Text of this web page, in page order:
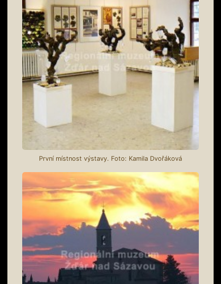
První místnost výstavy. Foto: Kamila Dvořáková